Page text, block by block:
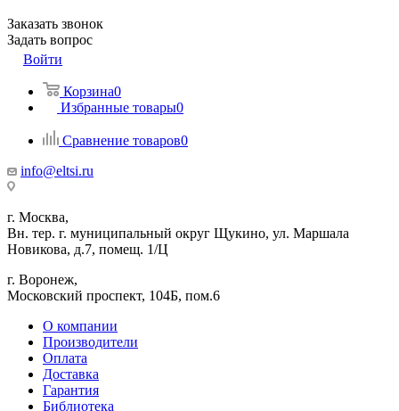
Заказать звонок
Задать вопрос
Войти
Корзина0
Избранные товары0
Сравнение товаров0
info@eltsi.ru
г. Москва,
Вн. тер. г. муниципальный округ Щукино, ул. Маршала
Новикова, д.7, помещ. 1/Ц
г. Воронеж,
​Московский проспект, 104Б, пом.6
О компании
Производители
Оплата
Доставка
Гарантия
Библиотека